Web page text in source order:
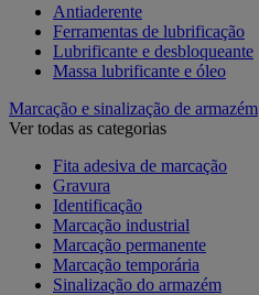
Antiaderente
Ferramentas de lubrificação
Lubrificante e desbloqueante
Massa lubrificante e óleo
Marcação e sinalização de armazém
Ver todas as categorias
Fita adesiva de marcação
Gravura
Identificação
Marcação industrial
Marcação permanente
Marcação temporária
Sinalização do armazém